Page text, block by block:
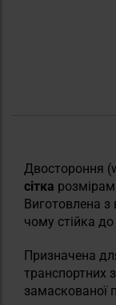
Двостороння
сітка
Виготовлена з
чому стійка
Призначена
транспортних
замаскованої